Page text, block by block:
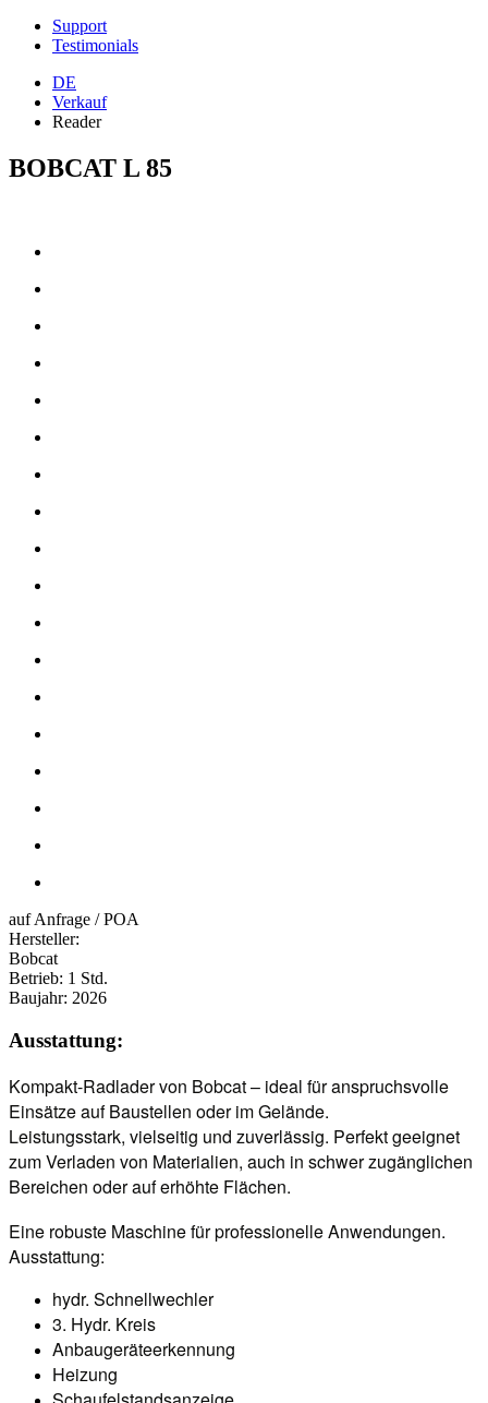
Support
Testimonials
DE
Verkauf
Reader
BOBCAT L 85
auf Anfrage / POA
Hersteller:
Bobcat
Betrieb: 1 Std.
Baujahr: 2026
Ausstattung:
Kompakt-Radlader von Bobcat – ideal für anspruchsvolle
Einsätze auf Baustellen oder im Gelände.
Leistungsstark, vielseitig und zuverlässig. Perfekt geeignet
zum Verladen von Materialien, auch in schwer zugänglichen
Bereichen oder auf erhöhte Flächen.
Eine robuste Maschine für professionelle Anwendungen.
Ausstattung:
hydr. Schnellwechler
3. Hydr. Kreis
Anbaugeräteerkennung
Heizung